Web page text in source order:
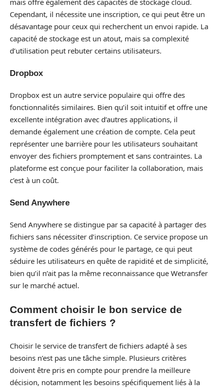
mais offre également des capacités de stockage cloud.
Cependant, il nécessite une inscription, ce qui peut être un
désavantage pour ceux qui recherchent un envoi rapide. La
capacité de stockage est un atout, mais sa complexité
d’utilisation peut rebuter certains utilisateurs.
Dropbox
Dropbox est un autre service populaire qui offre des
fonctionnalités similaires. Bien qu’il soit intuitif et offre une
excellente intégration avec d’autres applications, il
demande également une création de compte. Cela peut
représenter une barrière pour les utilisateurs souhaitant
envoyer des fichiers promptement et sans contraintes. La
plateforme est conçue pour faciliter la collaboration, mais
c’est à un coût.
Send Anywhere
Send Anywhere se distingue par sa capacité à partager des
fichiers sans nécessiter d’inscription. Ce service propose un
système de codes générés pour le partage, ce qui peut
séduire les utilisateurs en quête de rapidité et de simplicité,
bien qu’il n’ait pas la même reconnaissance que Wetransfer
sur le marché actuel.
Comment choisir le bon service de
transfert de fichiers ?
Choisir le service de transfert de fichiers adapté à ses
besoins n’est pas une tâche simple. Plusieurs critères
doivent être pris en compte pour prendre la meilleure
décision, notamment les besoins spécifiquement liés à la